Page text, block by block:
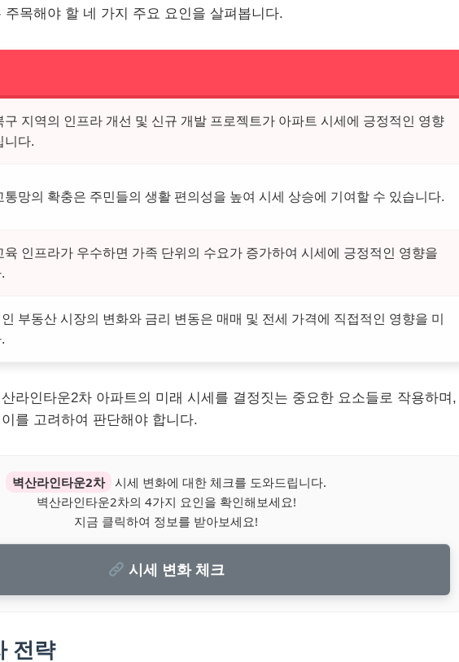
주목해야 할 네 가지 주요 요인을 살펴봅니다.
구 지역의 인프라 개선 및 신규 개발 프로젝트가 아파트 시세에 긍정적인 영향
니다.
통망의 확충은 주민들의 생활 편의성을 높여 시세 상승에 기여할 수 있습니다.
육 인프라가 우수하면 가족 단위의 수요가 증가하여 시세에 긍정적인 영향을
부동산 시장의 변화와 금리 변동은 매매 및 전세 가격에 직접적인 영향을 미
라인타운2차 아파트의 미래 시세를 결정짓는 중요한 요소들로 작용하며,
를 고려하여 판단해야 합니다.
벽산라인타운2차 시세 변화에 대한 체크를 도와드립니다.
벽산라인타운2차의 4가지 요인을 확인해보세요!
지금 클릭하여 정보를 받아보세요!
시세 변화 체크
전략